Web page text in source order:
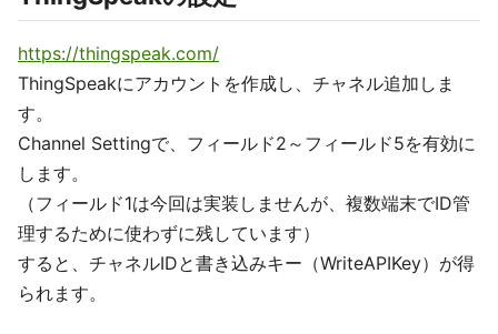
https://thingspeak.com/
ThingSpeakにアカウントを作成し、チャネル追加しま
す。
Channel Settingで、フィールド2～フィールド5を有効に
します。
（フィールド1は今回は実装しませんが、複数端末でID管
理するために使わずに残しています）
すると、チャネルIDと書き込みキー（WriteAPIKey）が得
られます。